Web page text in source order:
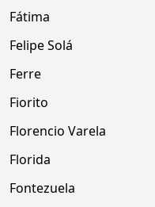
Fátima
Felipe Solá
Ferre
Fiorito
Florencio Varela
Florida
Fontezuela